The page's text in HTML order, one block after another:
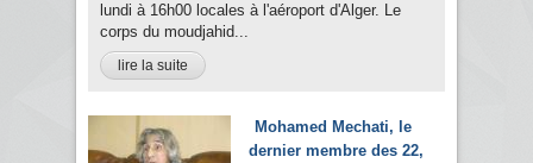
lundi à 16h00 locales à l'aéroport d'Alger. Le
corps du moudjahid...
lire la suite
Mohamed Mechati, le
dernier membre des 22,